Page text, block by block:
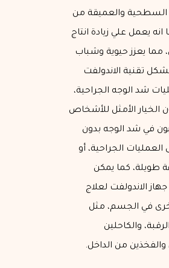
السطحية والعميقة من
انه يعمل علي زيادة انتاج
مما يعزز حيوية وشباب
تقنية الاندولفت
شد الوجه الجراحية،
الخيار الأمثل للأشخاص
في شد الوجه بدون
العمليات الجراحية، أو
طويلة، كما يمكن
الاندولفت لعلاج
في الجسم، مثل
والكاحلين
والفخذين من الداخل.